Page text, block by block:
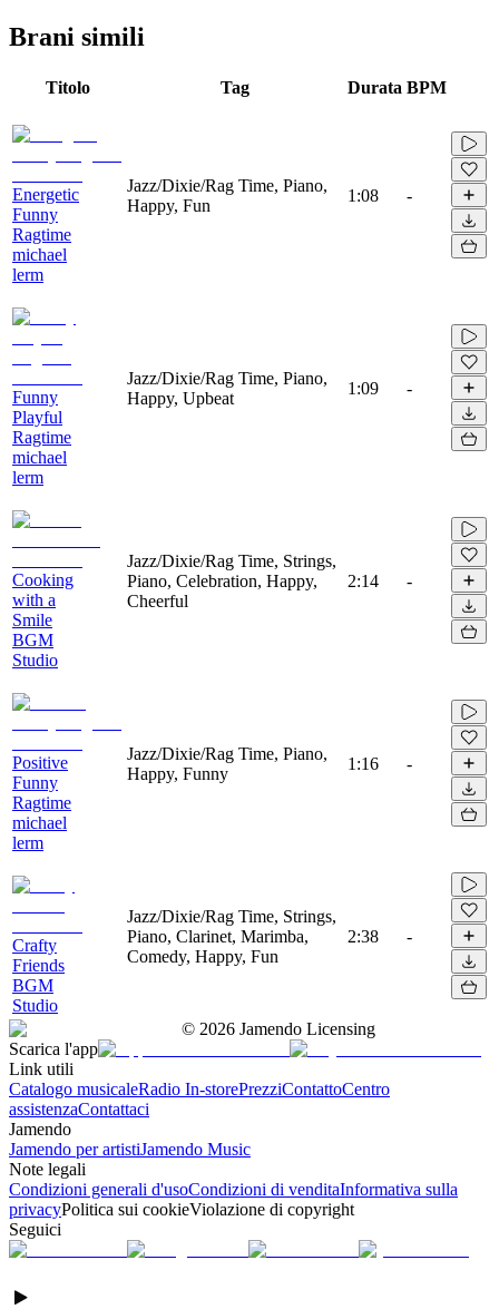
Brani simili
Titolo Tag Durata BPM
Energetic
Funny
Ragtime
michael
lerm
Jazz/Dixie/Rag Time, Piano,
Happy, Fun
1:08 -
Funny
Playful
Ragtime
michael
lerm
Jazz/Dixie/Rag Time, Piano,
Happy, Upbeat
1:09 -
Cooking
with a
Smile
BGM
Studio
Jazz/Dixie/Rag Time, Strings,
Piano, Celebration, Happy,
Cheerful
2:14 -
Positive
Funny
Ragtime
michael
lerm
Jazz/Dixie/Rag Time, Piano,
Happy, Funny
1:16 -
Crafty
Friends
BGM
Studio
Jazz/Dixie/Rag Time, Strings,
Piano, Clarinet, Marimba,
Comedy, Happy, Fun
2:38 -
© 2026 Jamendo Licensing
Scarica l'app
Link utili
Catalogo musicaleRadio In-storePrezziContattoCentro
assistenzaContattaci
Jamendo
Jamendo per artistiJamendo Music
Note legali
Condizioni generali d'usoCondizioni di venditaInformativa sulla
privacyPolitica sui cookieViolazione di copyright
Seguici